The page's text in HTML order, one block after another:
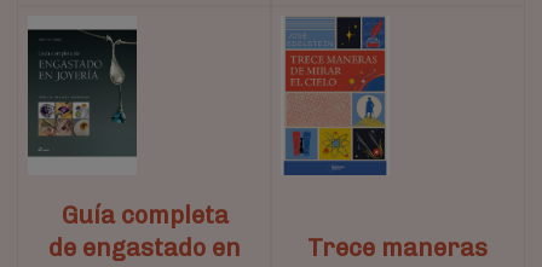
Guía completa
de engastado en
Trece maneras